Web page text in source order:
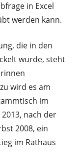
in Excel
werden kann.
die in den
wurde, steht
wird es am
im
nach der
2008, ein
im Rathaus